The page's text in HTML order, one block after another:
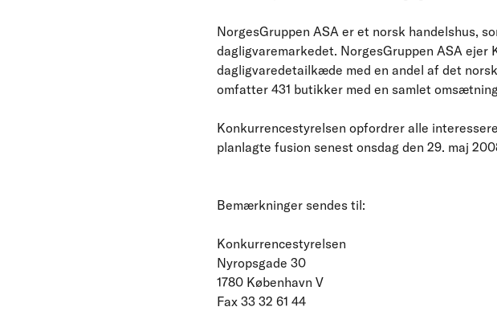
NorgesGruppen ASA er et norsk handelshus,
dagligvaremarkedet. NorgesGruppen ASA ejer
dagligvaredetailkæde med en andel af det
omfatter 431 butikker med en samlet
Konkurrencestyrelsen opfordrer alle
planlagte fusion senest onsdag den 29. maj
Bemærkninger sendes til:
Konkurrencestyrelsen
Nyropsgade 30
1780 København V
Fax 33 32 61 44